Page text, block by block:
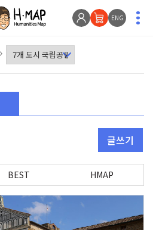
ENG
글쓰기
BEST HMAP